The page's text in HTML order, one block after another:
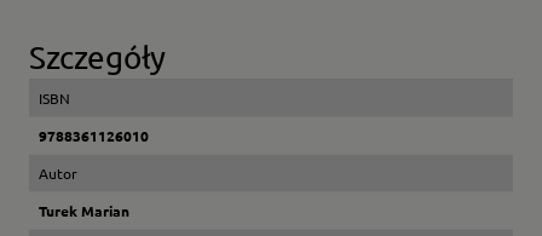
Szczegóły
ISBN
9788361126010
Autor
Turek Marian